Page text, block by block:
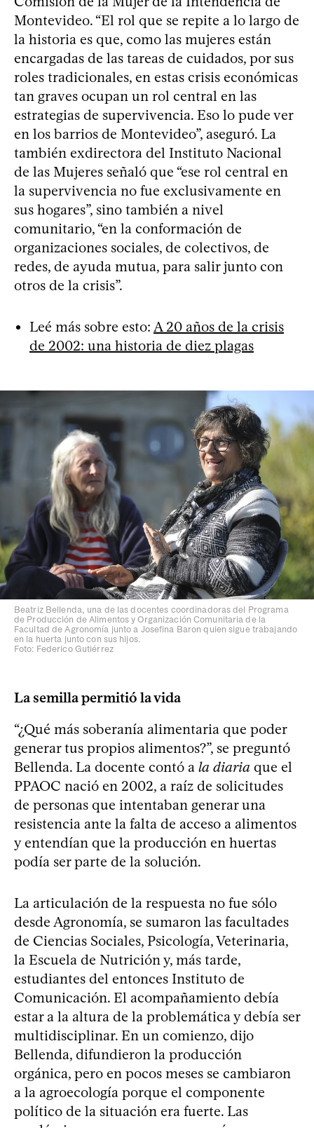
Montevideo. “El rol que se repite a lo largo de
la historia es que, como las mujeres están
encargadas de las tareas de cuidados, por sus
roles tradicionales, en estas crisis económicas
tan graves ocupan un rol central en las
estrategias de supervivencia. Eso lo pude ver
en los barrios de Montevideo”, aseguró. La
también exdirectora del Instituto Nacional
de las Mujeres señaló que “ese rol central en
la supervivencia no fue exclusivamente en
sus hogares”, sino también a nivel
comunitario, “en la conformación de
organizaciones sociales, de colectivos, de
redes, de ayuda mutua, para salir junto con
otros de la crisis”.
Leé más sobre esto: A 20 años de la crisis
de 2002: una historia de diez plagas
Beatriz Bellenda, una de las docentes coordinadoras del Programa
de Producción de Alimentos y Organización Comunitaria de la
Facultad de Agronomía junto a Josefina Baron quien sigue trabajando
en la huerta junto con sus hijos.
Foto: Federico Gutiérrez
La semilla permitió la vida
“¿Qué más soberanía alimentaria que poder
generar tus propios alimentos?”, se preguntó
Bellenda. La docente contó a la diaria que el
PPAOC nació en 2002, a raíz de solicitudes
de personas que intentaban generar una
resistencia ante la falta de acceso a alimentos
y entendían que la producción en huertas
podía ser parte de la solución.
La articulación de la respuesta no fue sólo
desde Agronomía, se sumaron las facultades
de Ciencias Sociales, Psicología, Veterinaria,
la Escuela de Nutrición y, más tarde,
estudiantes del entonces Instituto de
Comunicación. El acompañamiento debía
estar a la altura de la problemática y debía ser
multidisciplinar. En un comienzo, dijo
Bellenda, difundieron la producción
orgánica, pero en pocos meses se cambiaron
a la agroecología porque el componente
político de la situación era fuerte. Las